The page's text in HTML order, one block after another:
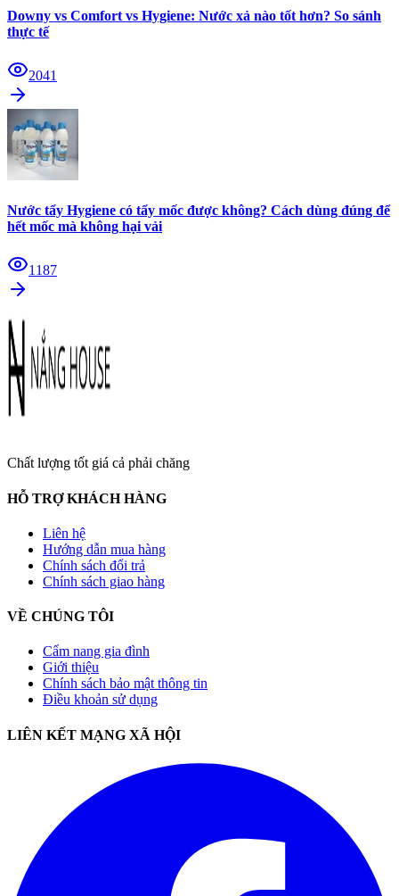
Downy vs Comfort vs Hygiene: Nước xả nào tốt hơn? So sánh
thực tế
2041
Nước tẩy Hygiene có tẩy mốc được không? Cách dùng đúng để
hết mốc mà không hại vải
1187
Chất lượng tốt giá cả phải chăng
HỖ TRỢ KHÁCH HÀNG
Liên hệ
Hướng dẫn mua hàng
Chính sách đổi trả
Chính sách giao hàng
VỀ CHÚNG TÔI
Cẩm nang gia đình
Giới thiệu
Chính sách bảo mật thông tin
Điều khoản sử dụng
LIÊN KẾT MẠNG XÃ HỘI